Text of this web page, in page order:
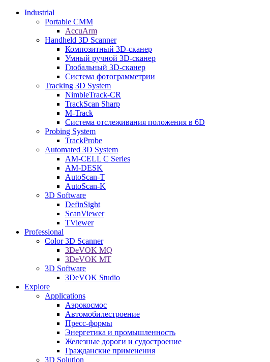
Industrial
Portable CMM
AccuArm
Handheld 3D Scanner
Композитный 3D-сканер
Умный ручной 3D-сканер
Глобальный 3D-сканер
Система фотограмметрии
Tracking 3D System
NimbleTrack-CR
TrackScan Sharp
M-Track
Система отслеживания положения в 6D
Probing System
TrackProbe
Automated 3D System
AM-CELL C Series
AM-DESK
AutoScan-T
AutoScan-K
3D Software
DefinSight
ScanViewer
TViewer
Professional
Color 3D Scanner
3DeVOK MQ
3DeVOK MT
3D Software
3DeVOK Studio
Explore
Applications
Аэрокосмос
Автомобилестроение
Пресс-формы
Энергетика и промышленность
Железные дороги и судостроение
Гражданские применения
3D Solution